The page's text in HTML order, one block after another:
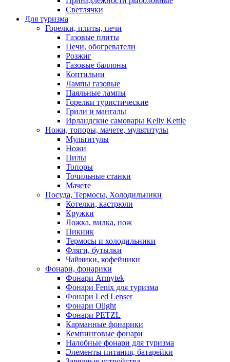
Светлячки
Для туризма
Горелки, плиты, печи
Газовые плиты
Печи, обогреватели
Розжиг
Газовые баллоны
Коптильни
Лампы газовые
Паяльные лампы
Горелки туристические
Грили и мангалы
Ирландские самовары Kelly Kettle
Ножи, топоры, мачете, мультитулы
Мультитулы
Ножи
Пилы
Топоры
Точильные станки
Мачете
Посуда, Термосы, Холодильники
Котелки, кастрюли
Кружки
Ложка, вилка, нож
Пикник
Термосы и холодильники
Фляги, бутылки
Чайники, кофейники
Фонари, фонарики
Фонари Armytek
Фонари Fenix для туризма
Фонари Led Lenser
Фонари Olight
Фонари PETZL
Карманные фонарики
Кемпинговые фонари
Налобные фонари для туризма
Элементы питания, батарейки